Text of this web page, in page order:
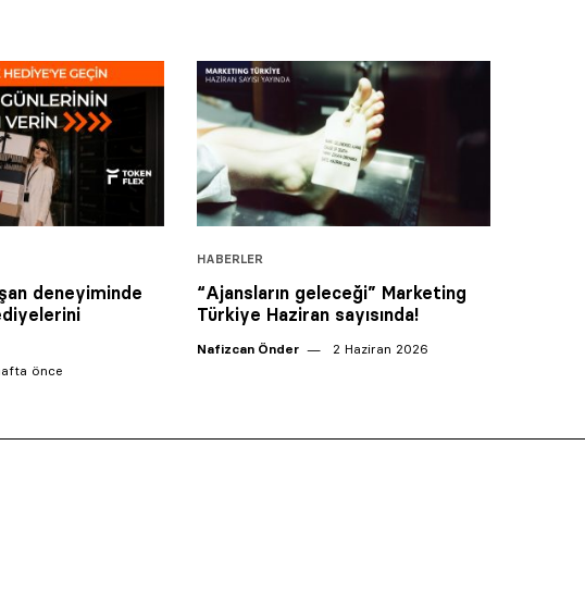
deneyiminde
önce
HABERLER
“Ajansların geleceği” Marketing
Türkiye Haziran sayısında!
Nafizcan Önder 2 Haziran 2026